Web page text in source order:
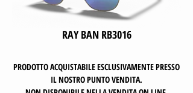
RAY BAN RB3016
PRODOTTO ACQUISTABILE ESCLUSIVAMENTE PRESSO
IL NOSTRO PUNTO VENDITA.